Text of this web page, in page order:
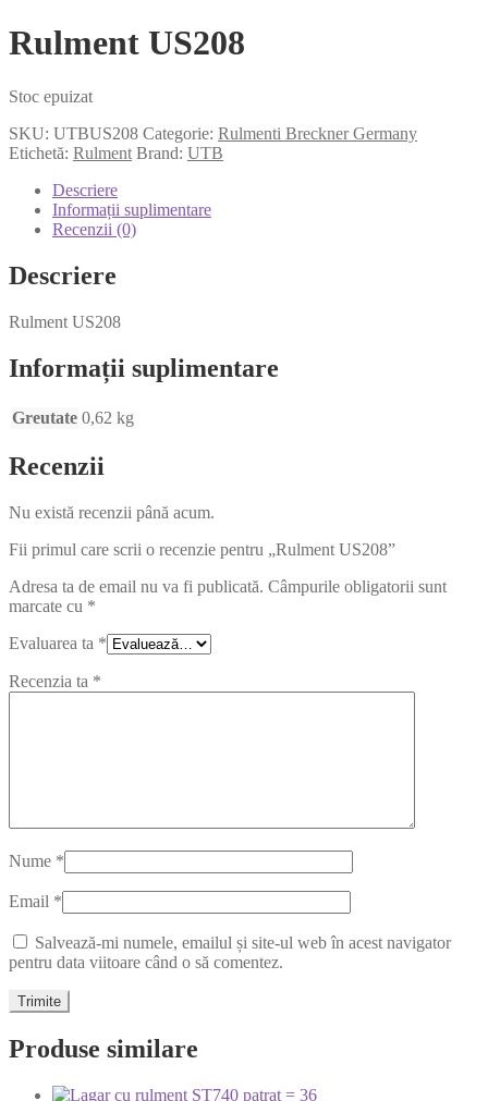
Rulment US208
Stoc epuizat
SKU: UTBUS208 Categorie: Rulmenti Breckner Germany
Etichetă: Rulment Brand: UTB
Descriere
Informații suplimentare
Recenzii (0)
Descriere
Rulment US208
Informații suplimentare
Greutate 0,62 kg
Recenzii
Nu există recenzii până acum.
Fii primul care scrii o recenzie pentru „Rulment US208”
Adresa ta de email nu va fi publicată. Câmpurile obligatorii sunt
marcate cu *
Evaluarea ta *
Recenzia ta *
Nume *
Email *
Salvează-mi numele, emailul și site-ul web în acest navigator
pentru data viitoare când o să comentez.
Produse similare